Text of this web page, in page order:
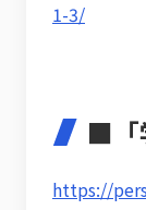
1-3/
■「
https://